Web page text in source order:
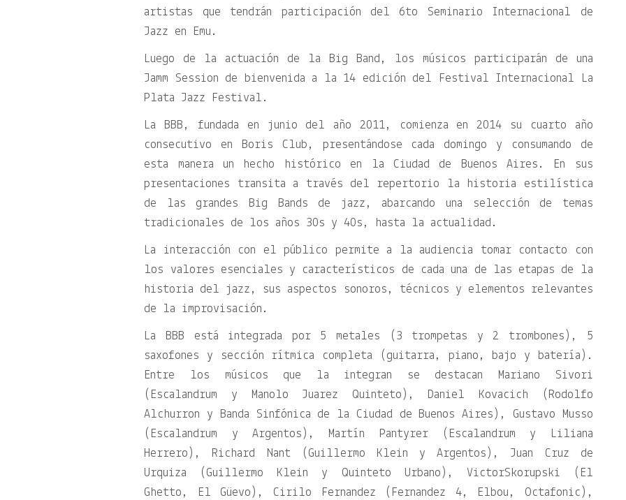
artistas que tendrán participación del 6to Seminario Internacional de
Jazz en Emu.
Luego de la actuación de la Big Band, los músicos participarán de una
Jamm Session de bienvenida a la 14 edición del Festival Internacional La
Plata Jazz Festival.
La BBB, fundada en junio del año 2011, comienza en 2014 su cuarto año
consecutivo en Boris Club, presentándose cada domingo y consumando de
esta manera un hecho histórico en la Ciudad de Buenos Aires. En sus
presentaciones transita a través del repertorio la historia estilística
de las grandes Big Bands de jazz, abarcando una selección de temas
tradicionales de los años 30s y 40s, hasta la actualidad.
La interacción con el público permite a la audiencia tomar contacto con
los valores esenciales y característicos de cada una de las etapas de la
historia del jazz, sus aspectos sonoros, técnicos y elementos relevantes
de la improvisación.
La BBB está integrada por 5 metales (3 trompetas y 2 trombones), 5
saxofones y sección rítmica completa (guitarra, piano, bajo y batería).
Entre los músicos que la integran se destacan Mariano Sivori
(Escalandrum y Manolo Juarez Quinteto), Daniel Kovacich (Rodolfo
Alchurron y Banda Sinfónica de la Ciudad de Buenos Aires), Gustavo Musso
(Escalandrum y Argentos), Martín Pantyrer (Escalandrum y Liliana
Herrero), Richard Nant (Guillermo Klein y Argentos), Juan Cruz de
Urquiza (Guillermo Klein y Quinteto Urbano), VictorSkorupski (El
Ghetto, El Güevo), Cirilo Fernandez (Fernandez 4, Elbou, Octafonic),